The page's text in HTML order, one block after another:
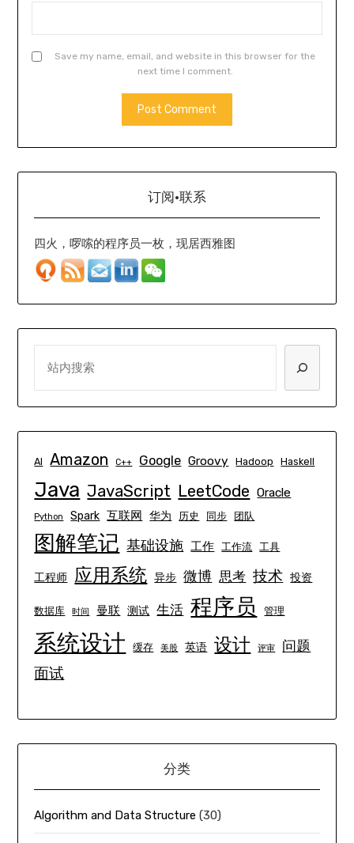
Save my name, email, and website in this browser for the
next time I comment.
订阅·联系
四火，啰嗦的程序员一枚，现居西雅图
AI Amazon C++ Google Groovy Hadoop Haskell
Java JavaScript LeetCode Oracle
Python Spark 互联网 华为 历史 同步 团队
图解笔记 基础设施 工作 工作流 工具
工程师 应用系统 异步 微博 思考 技术 投资
数据库 时间 曼联 测试 生活 程序员 管理
系统设计 缓存 美股 英语 设计 评审 问题
面试
分类
Algorithm and Data Structure (30)